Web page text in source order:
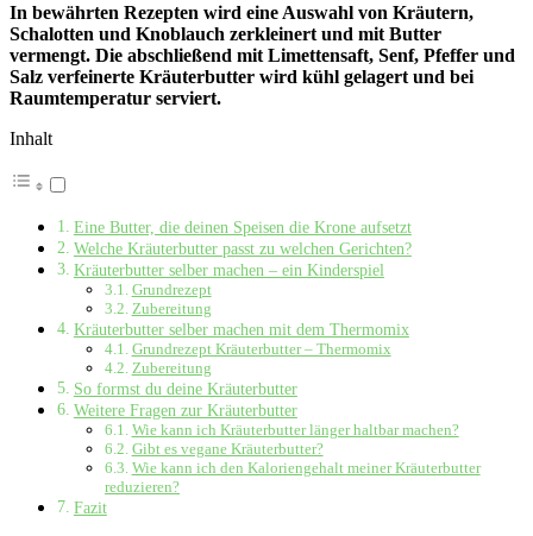
In bewährten Rezepten wird eine Auswahl von Kräutern,
Schalotten und Knoblauch zerkleinert und mit Butter
vermengt. Die abschließend mit Limettensaft, Senf, Pfeffer und
Salz verfeinerte Kräuterbutter wird kühl gelagert und bei
Raumtemperatur serviert.
Inhalt
Eine Butter, die deinen Speisen die Krone aufsetzt
Welche Kräuterbutter passt zu welchen Gerichten?
Kräuterbutter selber machen – ein Kinderspiel
Grundrezept
Zubereitung
Kräuterbutter selber machen mit dem Thermomix
Grundrezept Kräuterbutter – Thermomix
Zubereitung
So formst du deine Kräuterbutter
Weitere Fragen zur Kräuterbutter
Wie kann ich Kräuterbutter länger haltbar machen?
Gibt es vegane Kräuterbutter?
Wie kann ich den Kaloriengehalt meiner Kräuterbutter
reduzieren?
Fazit